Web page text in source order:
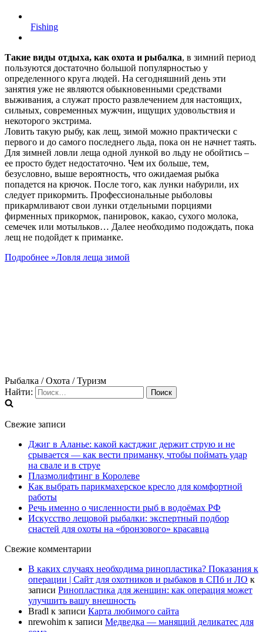
Fishing
Такие виды отдыха, как охота и рыбалка, в зимний период
пользуются достаточно большой популярностью у
определенного круга людей. На сегодняшний день эти
занятия уже не являются обыкновенными средствами
выживания, а служат просто развлечением для настоящих,
сильных, современных мужчин, ищущих удовольствия и
некоторого экстрима.
Ловить такую рыбу, как лещ, зимой можно практически с
первого и до самого последнего льда, пока он не начнет таять.
Для зимней ловли леща одной лункой во льду не обойтись –
ее просто будет недостаточно. Чем их больше, тем,
безусловно, выше вероятность, что ожидаемая рыбка
попадется на крючок. После того, как лунки набурили, их
следует прикормить. Профессиональные рыболовы
прикармливают свои лунки отдельными порциями
фирменных прикормок, панировок, какао, сухого молока,
семечек или мотыльков… Далее необходимо подождать, пока
лещ не подойдет к приманке.
Подробнее »Ловля леща зимой
Рыбалка / Охота / Туризм
Найти:
Свежие записи
Джиг в Аланье: какой кастджиг держит струю и не
срывается — как вести приманку, чтобы поймать удар
на свале и в струе
Плазмолифтинг в Королеве
Как выбрать парикмахерское кресло для комфортной
работы
Речь именно о численности рыб в водоёмах РФ
Искусство лещовой рыбалки: экспертный подбор
снастей для охоты на «бронзового» красавца
Свежие комментарии
В каких случаях необходима ринопластика? Показания к
операции | Сайт для охотников и рыбаков в СПб и ЛО к
записи Ринопластика для женщин: как операция может
улучшить вашу внешность
Bradl к записи Карта любимого сайта
nrewohim к записи Медведка — манящий деликатес для